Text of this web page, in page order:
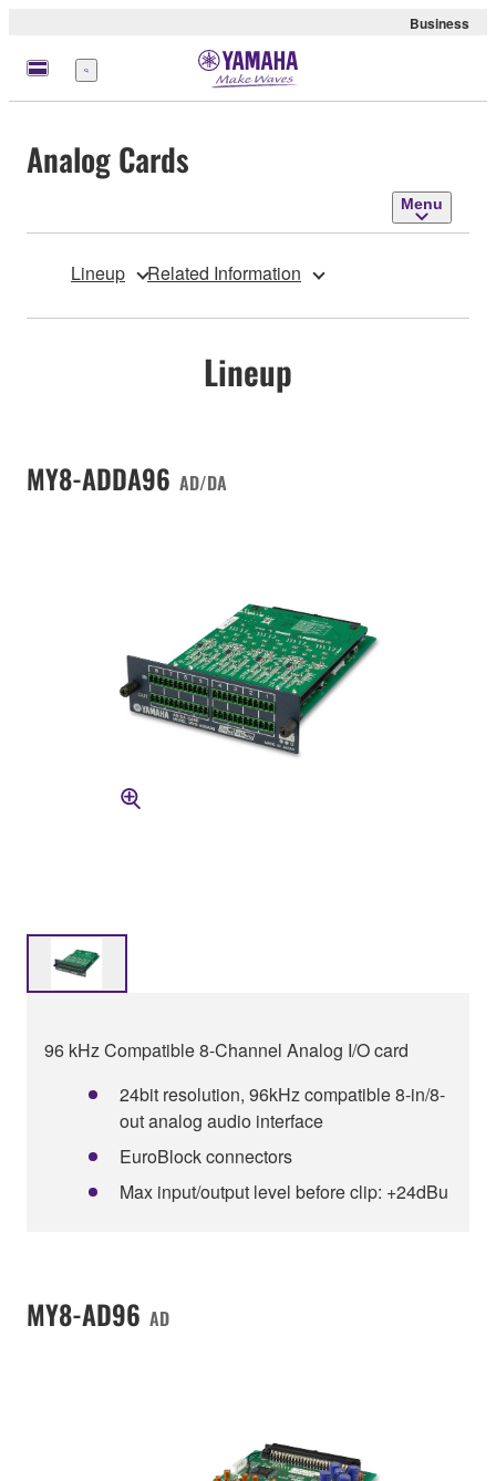
Business
Menu
Analog Cards
Menu
Lineup Related Information
Lineup
MY8-ADDA96 AD/DA
96 kHz Compatible 8-Channel Analog I/O card
24bit resolution, 96kHz compatible 8-in/8-
out analog audio interface
EuroBlock connectors
Max input/output level before clip: +24dBu
MY8-AD96 AD